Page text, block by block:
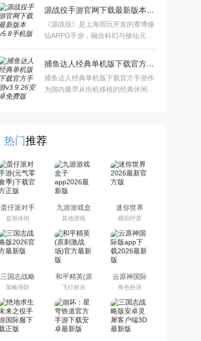
的良心运营，为Hololive粉丝打造了
一款兼具硬核肉鸽挑战与轻
源战役手游官网下载最新版本v5.8手机版
《源战役》是上海雨玩开发的赛博修
仙ARPG手游，融合科幻与修仙元
姬，支持无损转职；有副本、跨服协
作、离线挂机等玩法，养成线
捕鱼达人经典单机版下载官方手游v3.9.26安卓免费版
捕鱼达人经典单机版下载官方手游作
为国内最早从街机移植的经典休闲捕
热门推荐
蛋仔派对手
游(元气零食
季)下载官方
正版
益智休闲
九游游戏盒
子app2026
最新版
其他游戏
迷你世界
2026最新官
方版
模拟经营
三国志战略
版2026官方
最新版
策略塔防
和平精英(原
刺激战场)官
方最新版
飞行射击
云原神国际
版app下载
2026最新版
角色扮演